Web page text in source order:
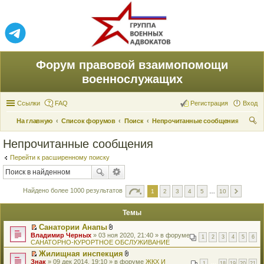
Форум правовой взаимопомощи
военнослужащих
Ссылки FAQ Вход
Регистрация
На главную Список форумов Поиск
Непрочитанные сообщения
Непрочитанные сообщения
Перейти к расширенному поиску
Найдено более 1000 результатов 1 2 3 4 5 10
Темы
П
е
р
е
й
Санатории Анапы
В
л
о
ж
е
1 2 3 4 5 6
Владимир Черных » 03 ноя 2020, 21:40 » в форуме
САНАТОРНО-КУРОРТНОЕ ОБСЛУЖИВАНИЕ
П
Жилищная инспекция
В
Знак » 09 дек 2014, 19:10 » в форуме ЖКХ И